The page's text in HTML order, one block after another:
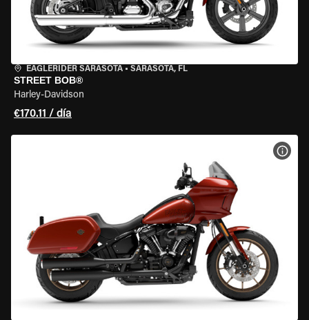
EAGLERIDER SARASOTA • SARASOTA, FL
STREET BOB®
Harley-Davidson
€170.11 / día
VER